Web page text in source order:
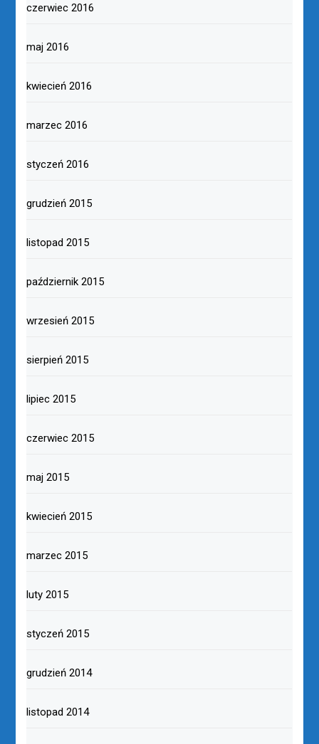
czerwiec 2016
maj 2016
kwiecień 2016
marzec 2016
styczeń 2016
grudzień 2015
listopad 2015
październik 2015
wrzesień 2015
sierpień 2015
lipiec 2015
czerwiec 2015
maj 2015
kwiecień 2015
marzec 2015
luty 2015
styczeń 2015
grudzień 2014
listopad 2014